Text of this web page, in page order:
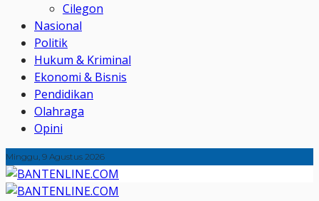
Cilegon
Nasional
Politik
Hukum & Kriminal
Ekonomi & Bisnis
Pendidikan
Olahraga
Opini
Minggu, 9 Agustus 2026